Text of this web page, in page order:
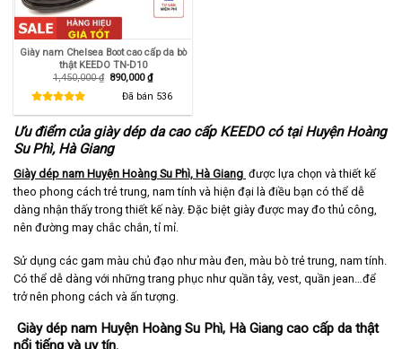
Giày nam Chelsea Boot cao cấp da bò
thật KEEDO TN-D10
1,450,000₫ Giá
1,450,000 ₫.
890,000₫Giá
hiện
tại
là:
890,000 ₫.
Đã bán 536
Ưu điểm của giày dép da cao cấp KEEDO có tại Huyện Hoàng
Su Phì, Hà Giang
Giày dép nam Huyện Hoàng Su Phì, Hà Giang được lựa chọn và thiết kế
theo phong cách trẻ trung, nam tính và hiện đại là điều bạn có thể dễ
dàng nhận thấy trong thiết kế này. Đặc biệt giày được may đo thủ công,
nên đường may chắc chắn, tỉ mỉ.
Sử dụng các gam màu chủ đạo như màu đen, màu bò trẻ trung, nam tính.
Có thể dễ dàng với những trang phục như quần tây, vest, quần jean…để
trở nên phong cách và ấn tượng.
Giày dép nam Huyện Hoàng Su Phì, Hà Giang cao cấp da thật
nổi tiếng và uy tín.